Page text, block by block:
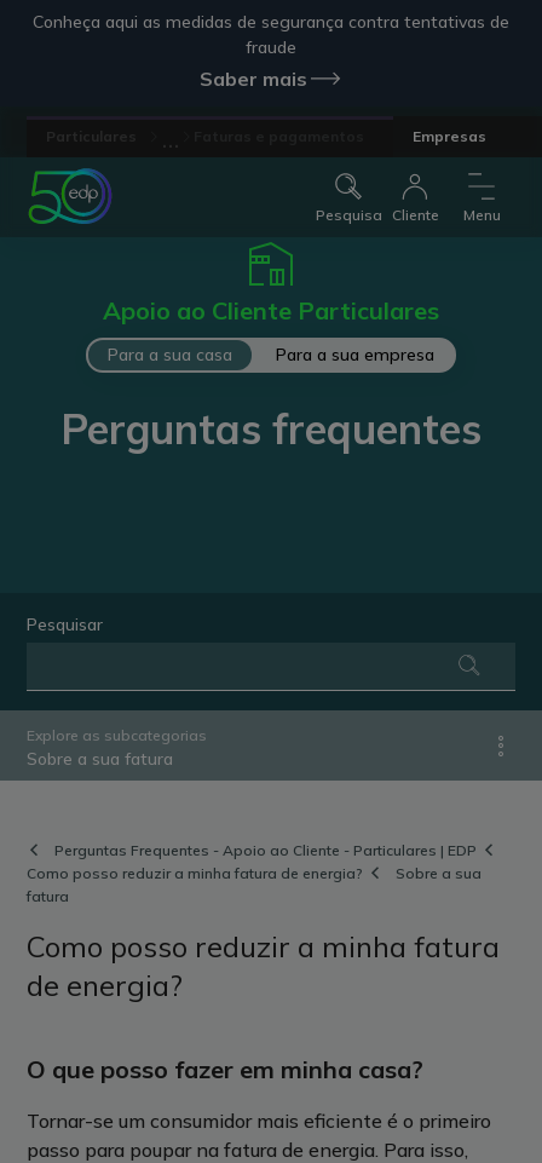
Conheça aqui as medidas de segurança contra tentativas de
fraude
Saber mais
Empresas
Pesquisa Cliente Menu
Apoio ao Cliente Particulares
Para a sua casa Para a sua empresa
Perguntas frequentes
Pesquisar
Explore as subcategorias
Sobre a sua fatura
Perguntas Frequentes - Apoio ao Cliente - Particulares | EDP
Como posso reduzir a minha fatura de energia?
Sobre a sua
fatura
Como posso reduzir a minha fatura
de energia?
O que posso fazer em minha casa?
Tornar-se um consumidor mais eficiente é o primeiro
passo para poupar na fatura de energia. Para isso,